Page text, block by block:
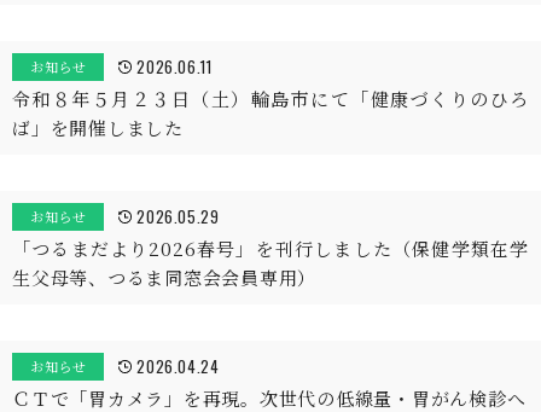
お知らせ 2026.06.11
令和８年５月２３日（土）輪島市にて「健康づくりのひろ
ば」を開催しました
お知らせ 2026.05.29
「つるまだより2026春号」を刊行しました（保健学類在学
生父母等、つるま同窓会会員専用）
お知らせ 2026.04.24
ＣＴで「胃カメラ」を再現。次世代の低線量・胃がん検診へ